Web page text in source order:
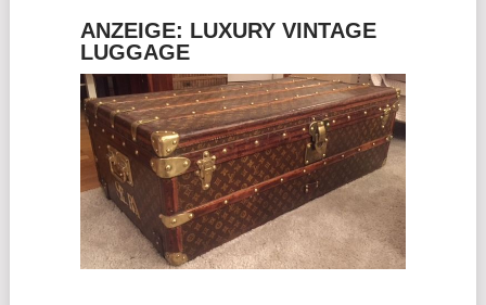
ANZEIGE: LUXURY VINTAGE
LUGGAGE